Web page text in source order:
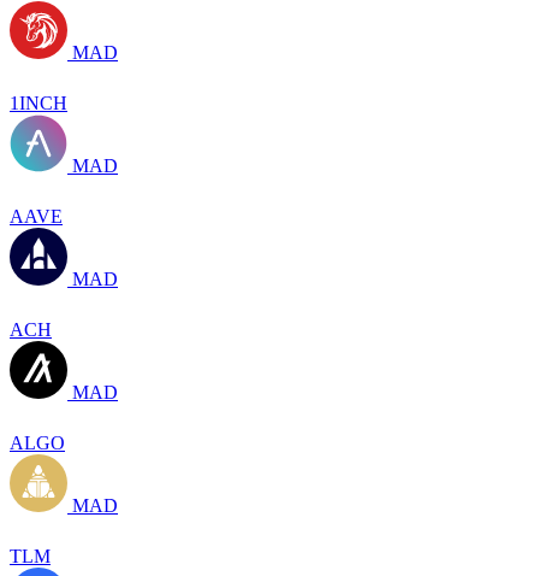
MAD
1INCH
MAD
AAVE
MAD
ACH
MAD
ALGO
MAD
TLM